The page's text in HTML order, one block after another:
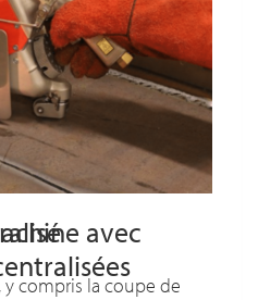
avec
compris la coupe de